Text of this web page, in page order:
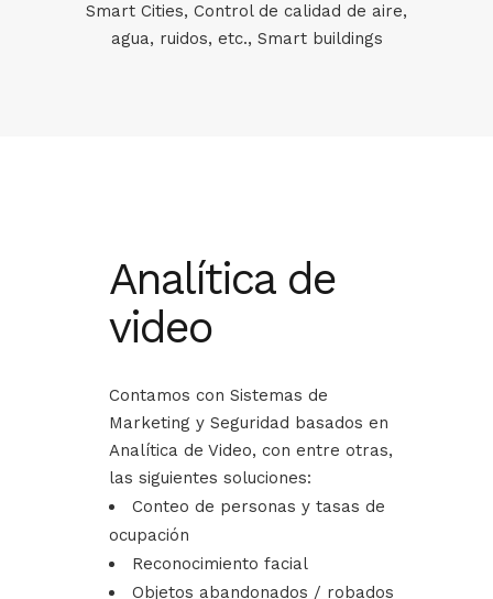
Smart Cities, Control de calidad de aire,
agua, ruidos, etc., Smart buildings
Analítica de
video
Contamos con Sistemas de
Marketing y Seguridad basados en
Analítica de Video, con entre otras,
las siguientes soluciones:
Conteo de personas y tasas de
ocupación
Reconocimiento facial
Objetos abandonados / robados